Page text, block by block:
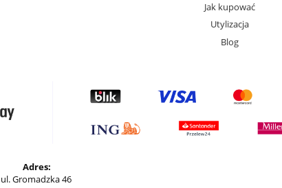
Jak kupować
Utylizacja
Blog
Adres:
ul. Gromadzka 46